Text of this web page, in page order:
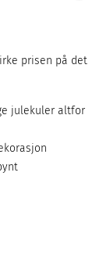
prisen på det
julekuler altfor